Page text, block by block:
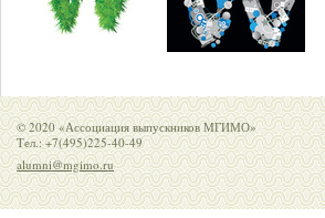
© 2020 «Ассоциация выпускников МГИМО»
Тел.: +7(495)225-40-49
alumni@mgimo.ru